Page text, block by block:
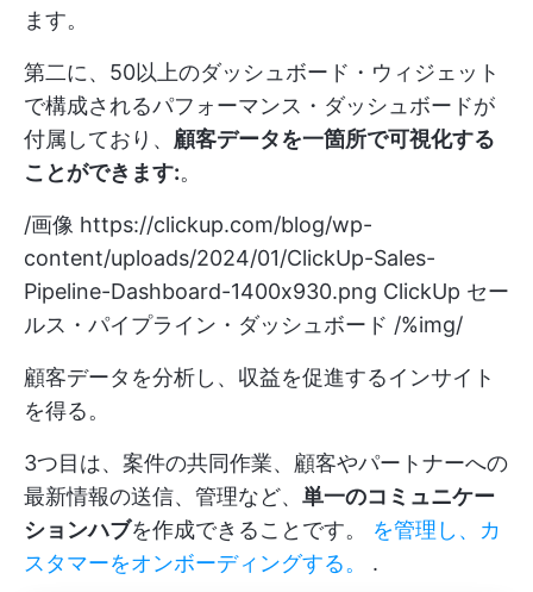
ます。
第二に、50以上のダッシュボード・ウィジェット
で構成されるパフォーマンス・ダッシュボードが
付属しており、 顧客データを一箇所で可視化する
ことができます:。
/画像 https://clickup.com/blog/wp-
content/uploads/2024/01/ClickUp-Sales-
Pipeline-Dashboard-1400x930.png ClickUp セー
ルス・パイプライン・ダッシュボード /%img/
顧客データを分析し、収益を促進するインサイト
を得る。
3つ目は、案件の共同作業、顧客やパートナーへの
最新情報の送信、管理など、 単一のコミュニケー
ションハブを作成できることです。 を管理し、カ
スタマーをオンボーディングする。
.